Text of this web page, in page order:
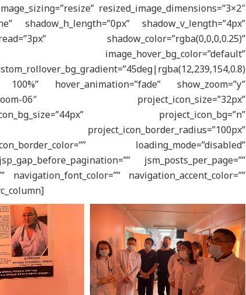
resized_image_dimensions=”3×2″
shadow_h_length=”0px” shadow_v_length=”4px”
shadow_color=”rgba(0,0,0,0.25)”
image_hover_bg_color=”default”
100%” hover_animation=”fade” show_zoom=”y”
the7-zoom-06″ project_icon_size=”32px”
project_icon_bg=”n”
project_icon_border_radius=”100px”
loading_mode=”disabled”
jsm_posts_per_page=””
navigation_font_color=”” navigation_accent_color=””